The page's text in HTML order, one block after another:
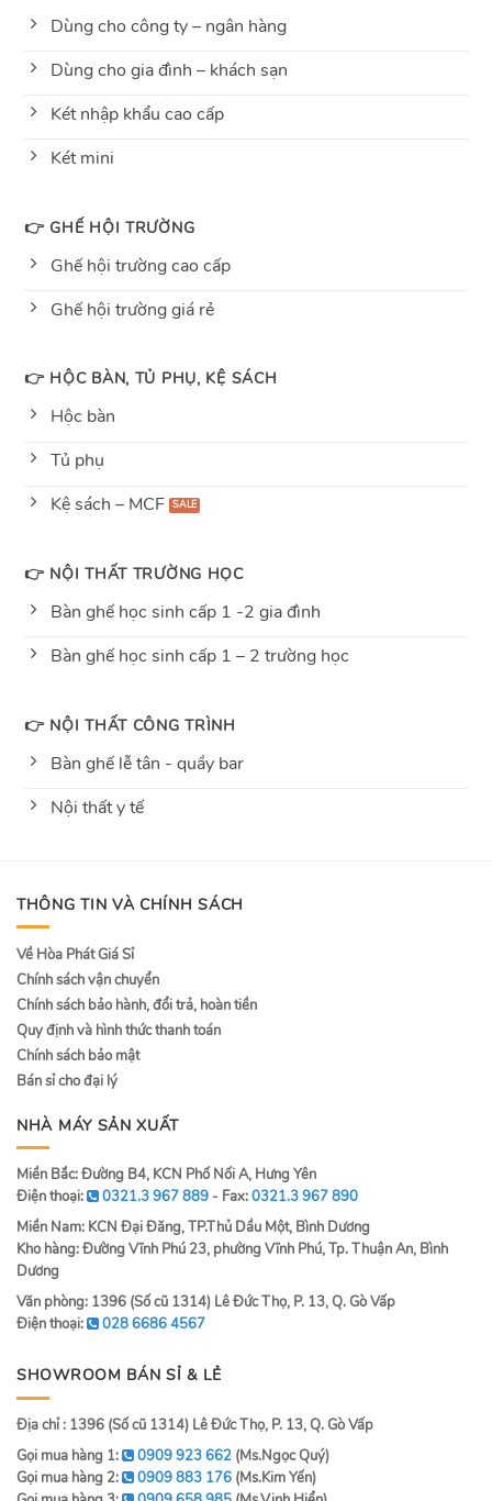
Dùng cho công ty – ngân hàng
Dùng cho gia đình – khách sạn
Két nhập khẩu cao cấp
Két mini
👉 GHẾ HỘI TRƯỜNG
Ghế hội trường cao cấp
Ghế hội trường giá rẻ
👉 HỘC BÀN, TỦ PHỤ, KỆ SÁCH
Hộc bàn
Tủ phụ
Kệ sách – MCF
👉 NỘI THẤT TRƯỜNG HỌC
Bàn ghế học sinh cấp 1 -2 gia đình
Bàn ghế học sinh cấp 1 – 2 trường học
👉 NỘI THẤT CÔNG TRÌNH
Bàn ghế lễ tân - quầy bar
Nội thất y tế
THÔNG TIN VÀ CHÍNH SÁCH
Về Hòa Phát Giá Sỉ
Chính sách vận chuyển
Chính sách bảo hành, đổi trả, hoàn tiền
Quy định và hình thức thanh toán
Chính sách bảo mật
Bán sỉ cho đại lý
NHÀ MÁY SẢN XUẤT
Miền Bắc: Đường B4, KCN Phố Nối A, Hưng Yên
Điện thoại:
0321.3 967 889 - Fax:0321.3 967 890
Miền Nam: KCN Đại Đăng, TP.Thủ Dầu Một, Bình Dương
Kho hàng: Đường Vĩnh Phú 23, phường Vĩnh Phú, Tp. Thuận An, Bình
Dương
Văn phòng: 1396 (Số cũ 1314) Lê Đức Thọ, P. 13, Q. Gò Vấp
Điện thoại:
028 6686 4567
SHOWROOM BÁN SỈ & LẺ
Địa chỉ : 1396 (Số cũ 1314) Lê Đức Thọ, P. 13, Q. Gò Vấp
Gọi mua hàng 1:
0909 923 662 (Ms.Ngọc Quý)
Gọi mua hàng 2:
0909 883 176 (Ms.Kim Yến)